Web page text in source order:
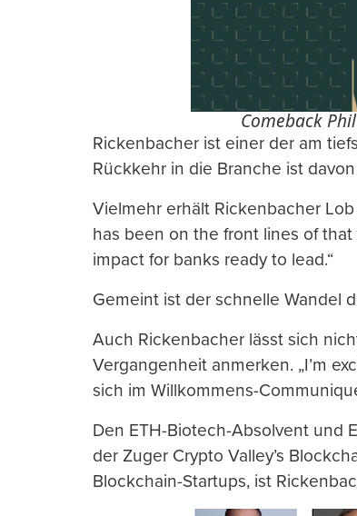
Comeback
Rickenbacher ist einer der am
Rückkehr in die Branche ist
Vielmehr erhält Rickenbacher
has been on the front lines of
impact for banks ready to lead.“
Gemeint ist der schnelle Wandel
Auch Rickenbacher lässt sich
Vergangenheit anmerken. „I’m
sich im Willkommens-
Den ETH-Biotech-Absolvent und
der Zuger Crypto Valley’s
Blockchain-Startups, ist